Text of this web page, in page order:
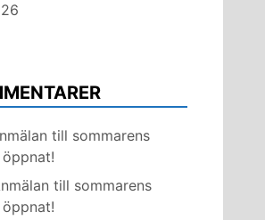
till sommarens
till sommarens